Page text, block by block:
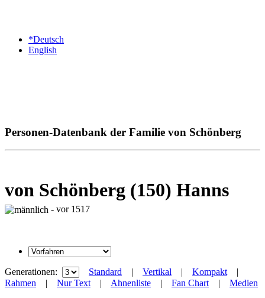
*Deutsch
English
Personen-Datenbank der Familie von Schönberg
von Schönberg (150) Hanns
- vor 1517
Generationen: Standard | Vertikal | Kompakt |
Rahmen | Nur Text | Ahnenliste | Fan Chart | Medien